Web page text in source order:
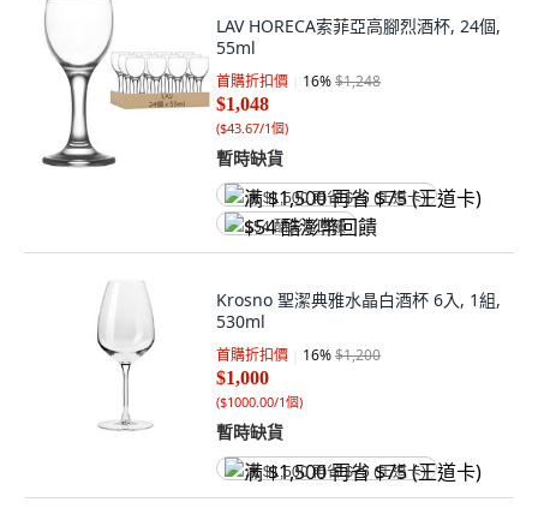
LAV HORECA索菲亞高腳烈酒杯, 24個,
55ml
首購折扣價 16%$1,248
$1,048
($43.67/1個)
暫時缺貨
满 $1,500 再省 $75 (王道卡)
$54 酷澎幣回饋
Krosno 聖潔典雅水晶白酒杯 6入, 1組,
530ml
首購折扣價 16%$1,200
$1,000
($1000.00/1個)
暫時缺貨
满 $1,500 再省 $75 (王道卡)